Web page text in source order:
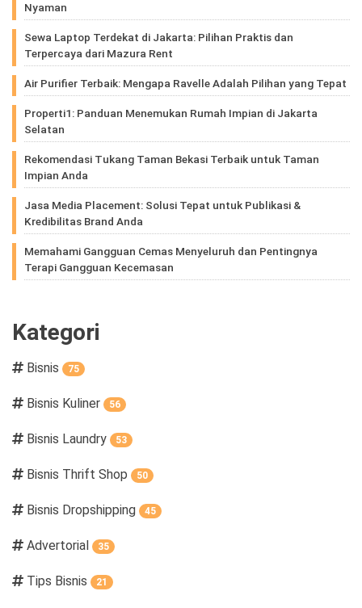
Nyaman
Sewa Laptop Terdekat di Jakarta: Pilihan Praktis dan
Terpercaya dari Mazura Rent
Air Purifier Terbaik: Mengapa Ravelle Adalah Pilihan yang Tepat
Properti1: Panduan Menemukan Rumah Impian di Jakarta
Selatan
Rekomendasi Tukang Taman Bekasi Terbaik untuk Taman
Impian Anda
Jasa Media Placement: Solusi Tepat untuk Publikasi &
Kredibilitas Brand Anda
Memahami Gangguan Cemas Menyeluruh dan Pentingnya
Terapi Gangguan Kecemasan
Kategori
Bisnis 75
Bisnis Kuliner 56
Bisnis Laundry 53
Bisnis Thrift Shop 50
Bisnis Dropshipping 45
Advertorial 35
Tips Bisnis 21